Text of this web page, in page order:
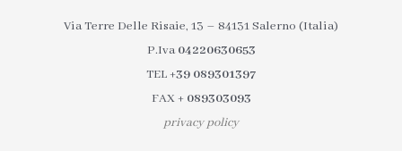
Via Terre Delle Risaie, 13 – 84131 Salerno (Italia)
P.Iva 04220630653
TEL+39 089301397
FAX+ 089303093
privacy policy